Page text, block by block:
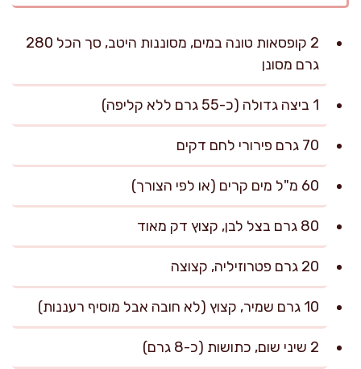
2 קופסאות טונה במים, מסוננות היטב, סך הכל 280
גרם מסונן
1 ביצה גדולה (כ-55 גרם ללא קליפה)
70 גרם פירורי לחם דקים
60 מ"ל מים קרים (או לפי הצורך)
80 גרם בצל לבן, קצוץ דק מאוד
20 גרם פטרוזיליה, קצוצה
10 גרם שמיר, קצוץ (לא חובה אבל מוסיף רעננות)
2 שיני שום, כתושות (כ-8 גרם)